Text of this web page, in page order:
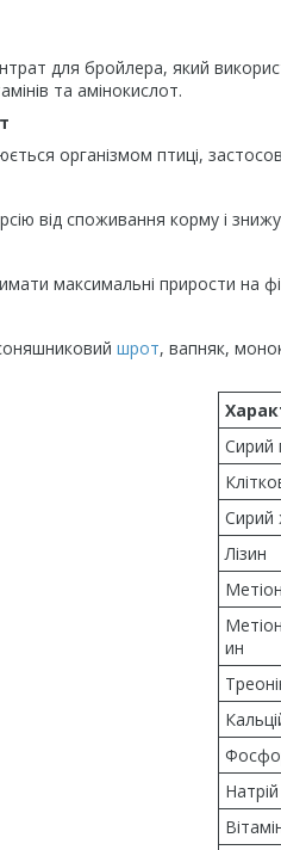
для бройлера, який
та амінокислот.
організмом птиці,
від споживання корму і
максимальні прирости на
шрот, вапняк,
Сирий
Сирий
Лізин
ин
Натрій